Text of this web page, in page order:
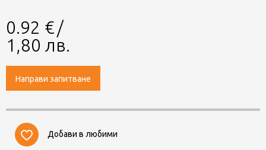
0.92 € /
1,80 лв.
Направи запитване
Добави в любими